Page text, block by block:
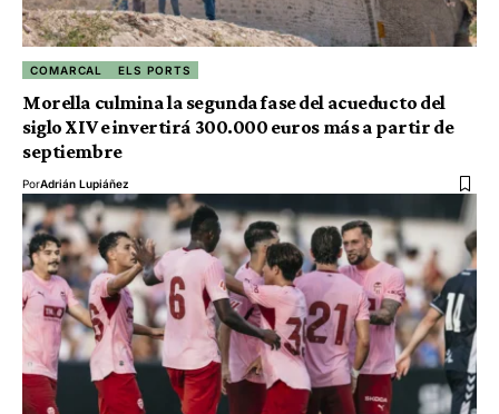
COMARCAL ELS PORTS
Morella culmina la segunda fase del acueducto del
siglo XIV e invertirá 300.000 euros más a partir de
septiembre
PorAdrián Lupiáñez